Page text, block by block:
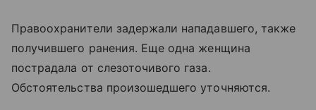
Правоохранители задержали нападавшего, также
получившего ранения. Еще одна женщина
пострадала от слезоточивого газа.
Обстоятельства произошедшего уточняются.